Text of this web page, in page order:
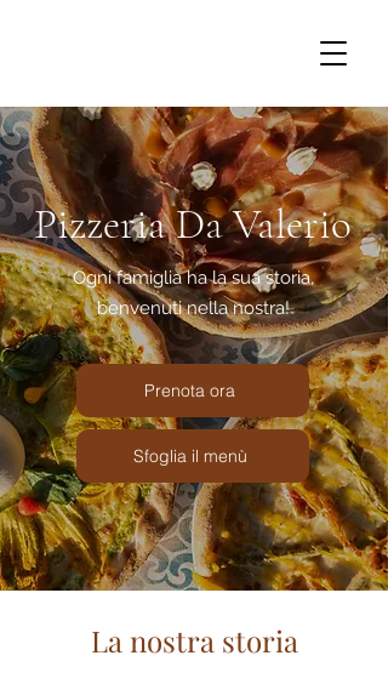
Pizzeria Da Valerio
Ogni famiglia ha la sua storia,
benvenuti nella nostra!
Prenota ora
Sfoglia il menù
La nostra storia